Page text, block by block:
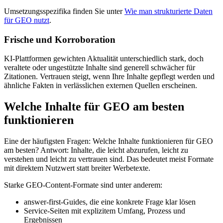
Umsetzungsspezifika finden Sie unterWie man strukturierte Daten
für GEO nutzt.
Frische und Korroboration
KI‑Plattformen gewichten Aktualität unterschiedlich stark, doch
veraltete oder ungestützte Inhalte sind generell schwächer für
Zitationen. Vertrauen steigt, wenn Ihre Inhalte gepflegt werden und
ähnliche Fakten in verlässlichen externen Quellen erscheinen.
Welche Inhalte für GEO am besten
funktionieren
Eine der häufigsten Fragen: Welche Inhalte funktionieren für GEO
am besten? Antwort: Inhalte, die leicht abzurufen, leicht zu
verstehen und leicht zu vertrauen sind. Das bedeutet meist Formate
mit direktem Nutzwert statt breiter Werbetexte.
Starke GEO‑Content‑Formate sind unter anderem:
answer‑first‑Guides, die eine konkrete Frage klar lösen
Service‑Seiten mit explizitem Umfang, Prozess und
Ergebnissen